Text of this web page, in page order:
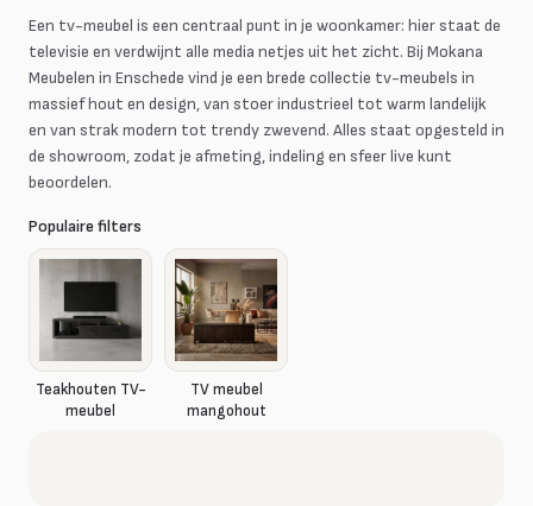
Een tv-meubel is een centraal punt in je woonkamer: hier staat de
televisie en verdwijnt alle media netjes uit het zicht. Bij Mokana
Meubelen in Enschede vind je een brede collectie tv-meubels in
massief hout en design, van stoer industrieel tot warm landelijk
en van strak modern tot trendy zwevend. Alles staat opgesteld in
de showroom, zodat je afmeting, indeling en sfeer live kunt
beoordelen.
Populaire filters
Teakhouten TV-
meubel
TV meubel
mangohout